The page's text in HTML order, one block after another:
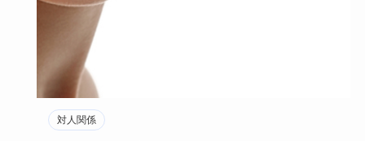
対人関係